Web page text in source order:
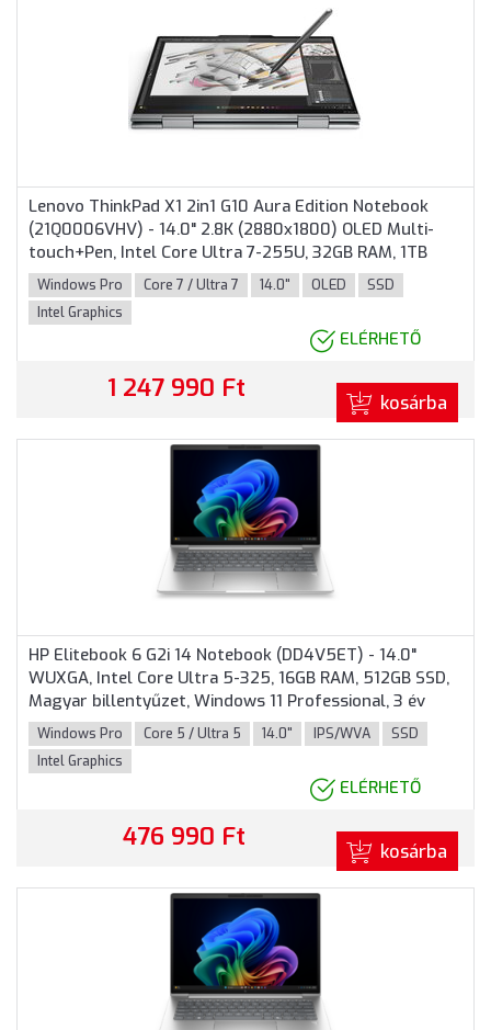
Lenovo ThinkPad X1 2in1 G10 Aura Edition Notebook
(21Q0006VHV) - 14.0" 2.8K (2880x1800) OLED Multi-
touch+Pen, Intel Core Ultra 7-255U, 32GB RAM, 1TB
SSD, 4G WWAN, Windows 11 Professional, 3 év garancia,
Szürke színben
Windows Pro Core 7 / Ultra 7 14.0" OLED
SSD
Intel Graphics
ELÉRHETŐ
1 247 990 Ft kosárba
HP Elitebook 6 G2i 14 Notebook (DD4V5ET) - 14.0"
WUXGA, Intel Core Ultra 5-325, 16GB RAM, 512GB SSD,
Magyar billentyűzet, Windows 11 Professional, 3 év
garancia, Ezüst színben
Windows Pro Core 5 / Ultra 5 14.0" IPS/WVA
SSD
Intel Graphics
ELÉRHETŐ
476 990 Ft kosárba